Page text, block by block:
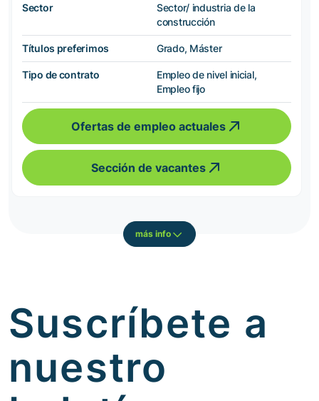
Sector
Sector/ industria de la
construcción
Títulos preferimos Grado, Máster
Tipo de contrato
Empleo de nivel inicial,
Empleo fijo
Ofertas de empleo actuales
Sección de vacantes
más info
Suscríbete a
nuestro